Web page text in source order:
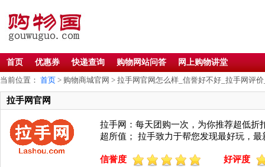
首页 优惠券 快递查询 购物网站问答
网上购物讲堂
当前位置： 首页 > 购物商城官网 > 拉手网官网怎么样_信誉好不好_拉手网评
拉手网官网
拉手网：每天团购一次，为你推荐超低折
超所值； 拉手致力于帮您发现最好玩，
信誉度 好评度